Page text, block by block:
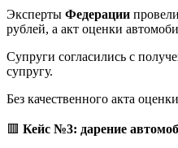
Эксперты Федерации
рублей, а акт оценки
Супруги согласились с
супругу.
Без качественного акта
🟥 Кейс №3: дарение